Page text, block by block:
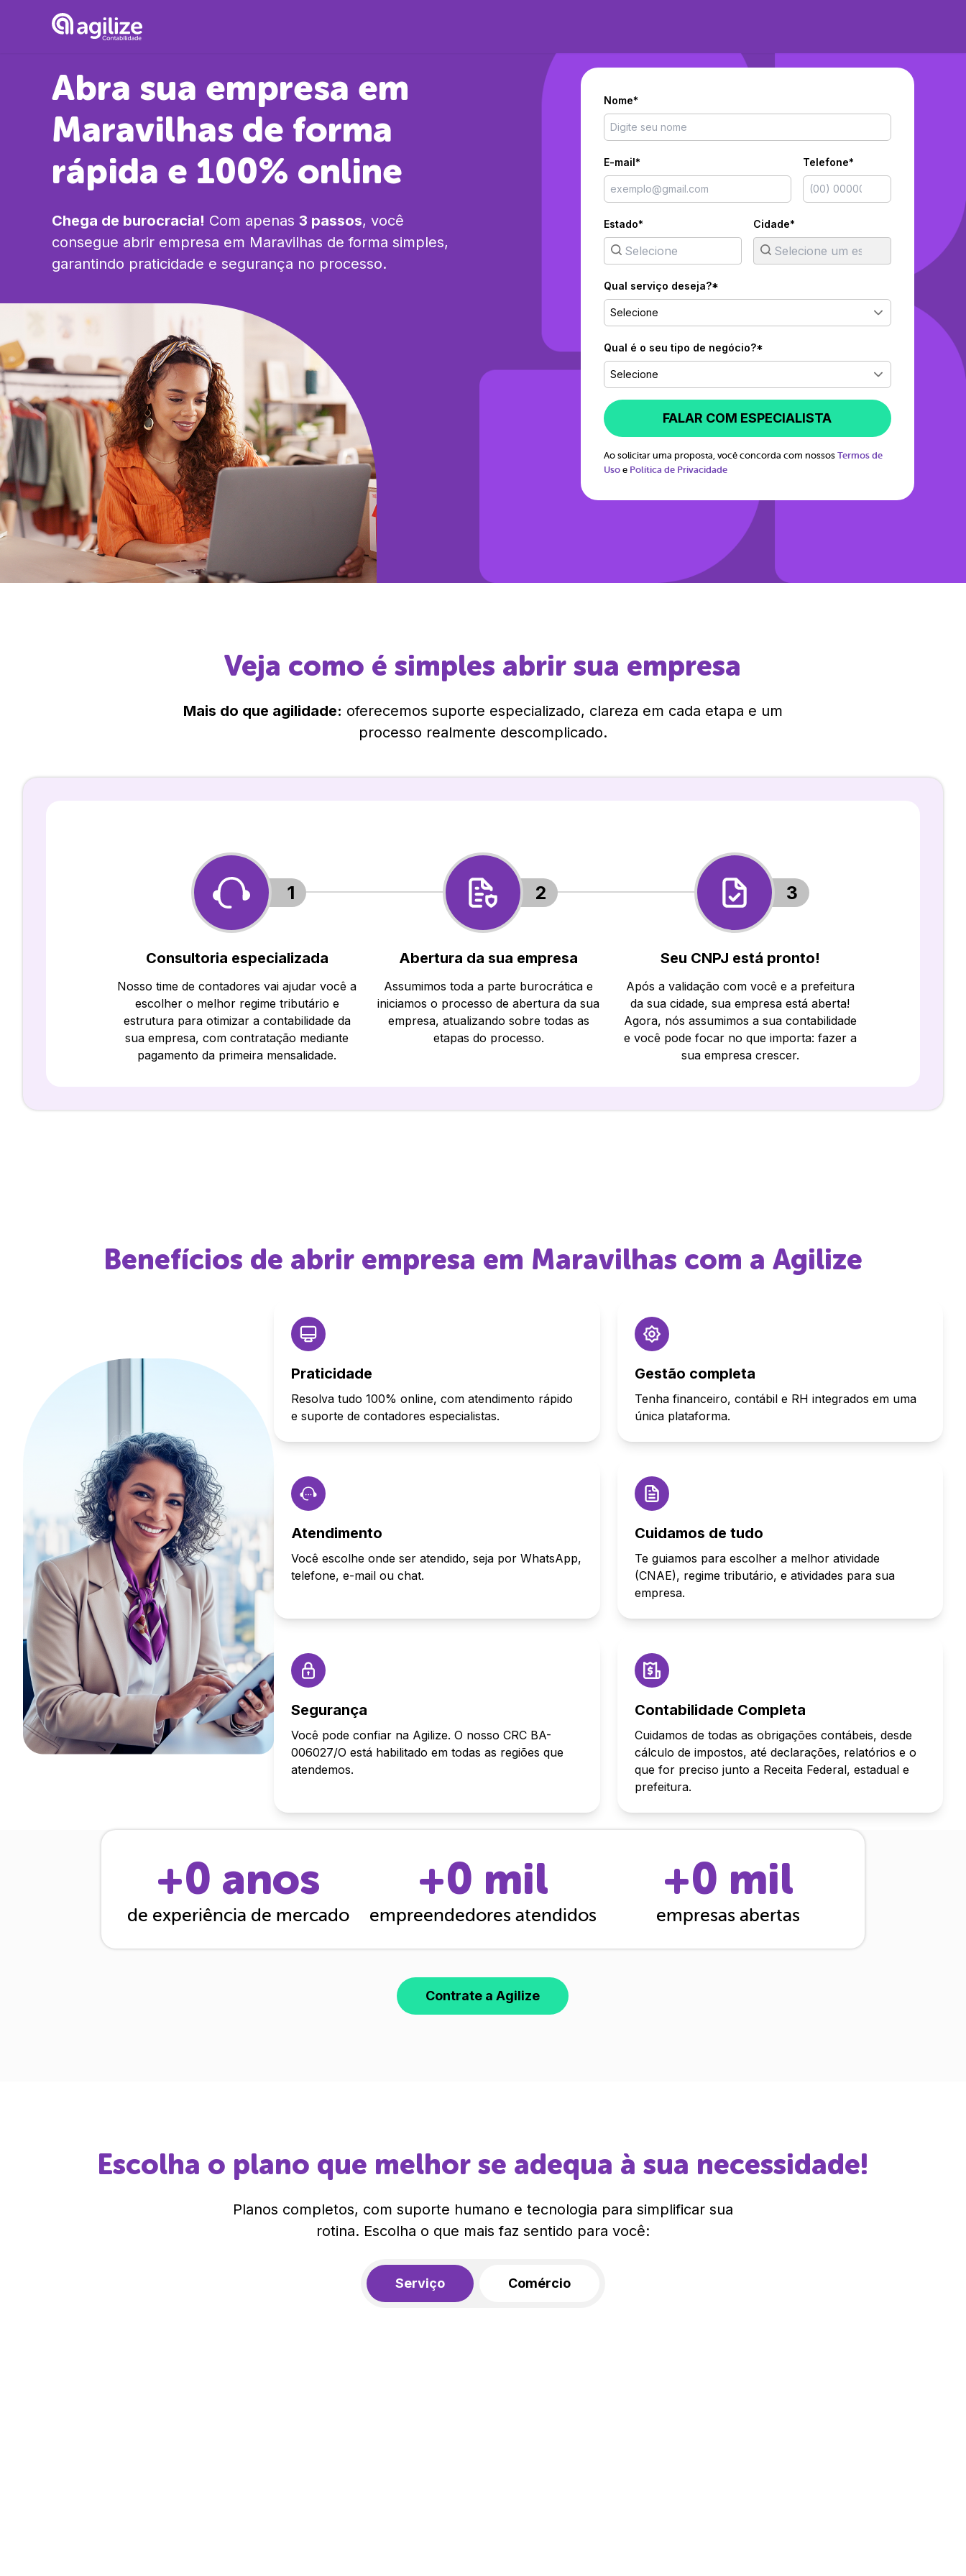
Abra sua empresa em
Maravilhas de forma
rápida e 100% online
Chega de burocracia! Com apenas 3 passos, você
consegue abrir empresa em Maravilhas de forma simples,
garantindo praticidade e segurança no processo.
Nome*
E-mail* Telefone*
Estado* Cidade*
Qual serviço deseja?*
Selecione
Qual é o seu tipo de negócio?*
Selecione
FALAR COM ESPECIALISTA
Ao solicitar uma proposta, você concorda com nossos Termos de
Uso e Política de Privacidade
Veja como é simples abrir sua empresa
Mais do que agilidade: oferecemos suporte especializado, clareza em cada etapa e um
processo realmente descomplicado.
1
Consultoria especializada
Nosso time de contadores vai ajudar você a
escolher o melhor regime tributário e
estrutura para otimizar a contabilidade da
sua empresa, com contratação mediante
pagamento da primeira mensalidade.
2
Abertura da sua empresa
Assumimos toda a parte burocrática e
iniciamos o processo de abertura da sua
empresa, atualizando sobre todas as
etapas do processo.
3
Seu CNPJ está pronto!
Após a validação com você e a prefeitura
da sua cidade, sua empresa está aberta!
Agora, nós assumimos a sua contabilidade
e você pode focar no que importa: fazer a
sua empresa crescer.
Benefícios de abrir empresa em Maravilhas com a Agilize
Praticidade
Resolva tudo 100% online, com atendimento rápido
e suporte de contadores especialistas.
Gestão completa
Tenha financeiro, contábil e RH integrados em uma
única plataforma.
Atendimento
Você escolhe onde ser atendido, seja por WhatsApp,
telefone, e-mail ou chat.
Cuidamos de tudo
Te guiamos para escolher a melhor atividade
(CNAE), regime tributário, e atividades para sua
empresa.
Segurança
Você pode confiar na Agilize. O nosso CRC BA-
006027/O está habilitado em todas as regiões que
atendemos.
Contabilidade Completa
Cuidamos de todas as obrigações contábeis, desde
cálculo de impostos, até declarações, relatórios e o
que for preciso junto a Receita Federal, estadual e
prefeitura.
+0 anos
de experiência de mercado
+0 mil
empreendedores atendidos
+0 mil
empresas abertas
Contrate a Agilize
Escolha o plano que melhor se adequa à sua necessidade!
Planos completos, com suporte humano e tecnologia para simplificar sua
rotina. Escolha o que mais faz sentido para você:
Serviço Comércio